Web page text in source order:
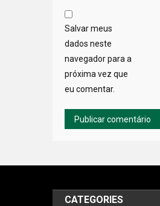
Salvar meus
dados neste
navegador para a
próxima vez que
eu comentar.
CATEGORIES